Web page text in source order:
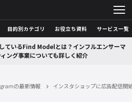
目的別カテゴリ お役立ち資料 サービス一覧
ているFind Modelとは？インフルエンサーマ
ング事業についても詳しく紹介
の最新情報 インスタショップに広告配信開